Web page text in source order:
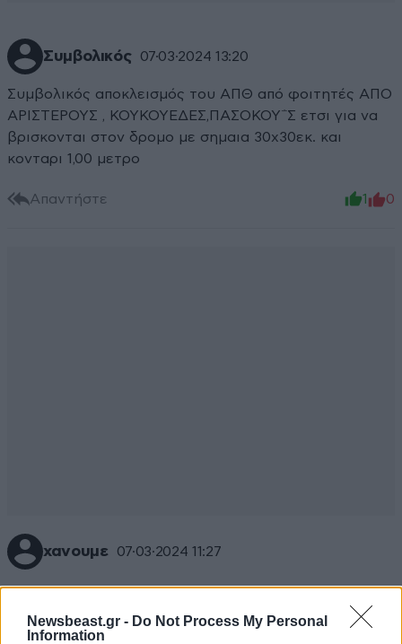
Newsbeast.gr - Do Not Process My Personal
Information
Συμβολικός 07·03·2024 13:20
Συμβολικός αποκλεισμός του ΑΠΘ από φοιτητές ΑΠΟ
ΑΡΙΣΤΕΡΟΥΣ , ΚΟΥΚΟΥΕΔΕΣ,ΠΑΣΟΚΟΥ΅Σ ετσι για να
βρισκονται στον δρομο με σημαια 30χ30εκ. και
κονταρι 1,00 μετρο
Απαντήστε 1 0
χανουμε 07·03·2024 11:27
τις γιαφκες συντροφοι
Απαντήστε